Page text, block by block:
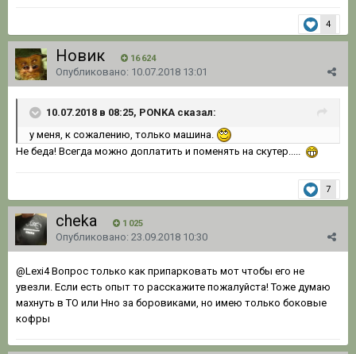
4
Новик 16 624
Опубликовано: 10.07.2018 13:01
10.07.2018 в 08:25, PONKA сказал:
у меня, к сожалению, только машина.
Не беда! Всегда можно доплатить и поменять на скутер.....
7
cheka 1 025
Опубликовано: 23.09.2018 10:30
@Lexi4Вопрос только как припарковать мот чтобы его не
увезли. Если есть опыт то расскажите пожалуйста! Тоже думаю
махнуть в ТО или Нно за боровиками, но имею только боковые
кофры